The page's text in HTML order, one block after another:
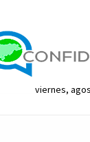
viernes,